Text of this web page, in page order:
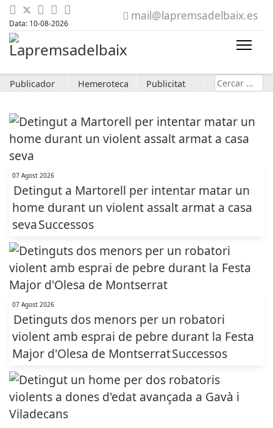
Data: 10-08-2026
mail@lapremsadelbaix.es
Publicador Hemeroteca Publicitat Cerca
07 Agost 2026
Detingut a Martorell per intentar matar un
home durant un violent assalt armat a casa
sevaSuccessos
07 Agost 2026
Detinguts dos menors per un robatori
violent amb esprai de pebre durant la Festa
Major d'Olesa de MontserratSuccessos